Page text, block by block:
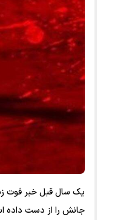
یک سال قبل خبر فوت
جانش را از دست داده